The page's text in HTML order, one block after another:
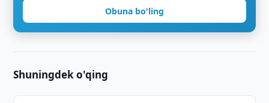
Obuna bo'ling
Shuningdek o'qing